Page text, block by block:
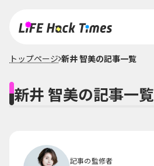
トップページ 新井 智美の記事一覧
新井 智美の記事一覧
記事の監修者